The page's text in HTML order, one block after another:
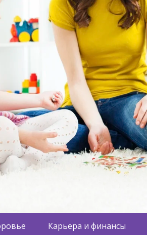
Карьера и финансы